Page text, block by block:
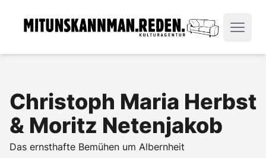
Christoph Maria Herbst
& Moritz Netenjakob
Das ernsthafte Bemühen um Albernheit